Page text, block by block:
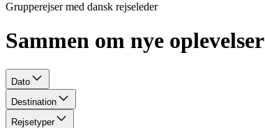
Grupperejser med dansk rejseleder
Sammen om nye oplevelser
Dato
Destination
Rejsetyper